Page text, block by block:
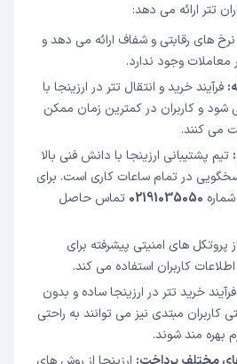
تتر ارائه می دهد:
نرخ های رقابتی و شفاف ارائه می دهد و
معاملات وجود ندارد.
فرآیند خرید و انتقال تتر در ارزینجا با
شود و کاربران در کمترین زمان ممکن
می کنند.
تیم پشتیبانی ارزینجا با دانش فنی بالا
در تمام ساعات کاری است. برای
02191035050 تماس حاصل
پروتکل های امنیتی پیشرفته برای
کاربران استفاده می کند.
فرآیند خرید تتر در ارزینجا ساده و بدون
مبتدی نیز می توانند به راحتی
بهره مند شوند.